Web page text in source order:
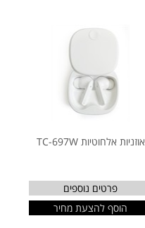
אוזניות אלחוטיות TC-697W
פרטים נוספים
הוסף להצעת מחיר